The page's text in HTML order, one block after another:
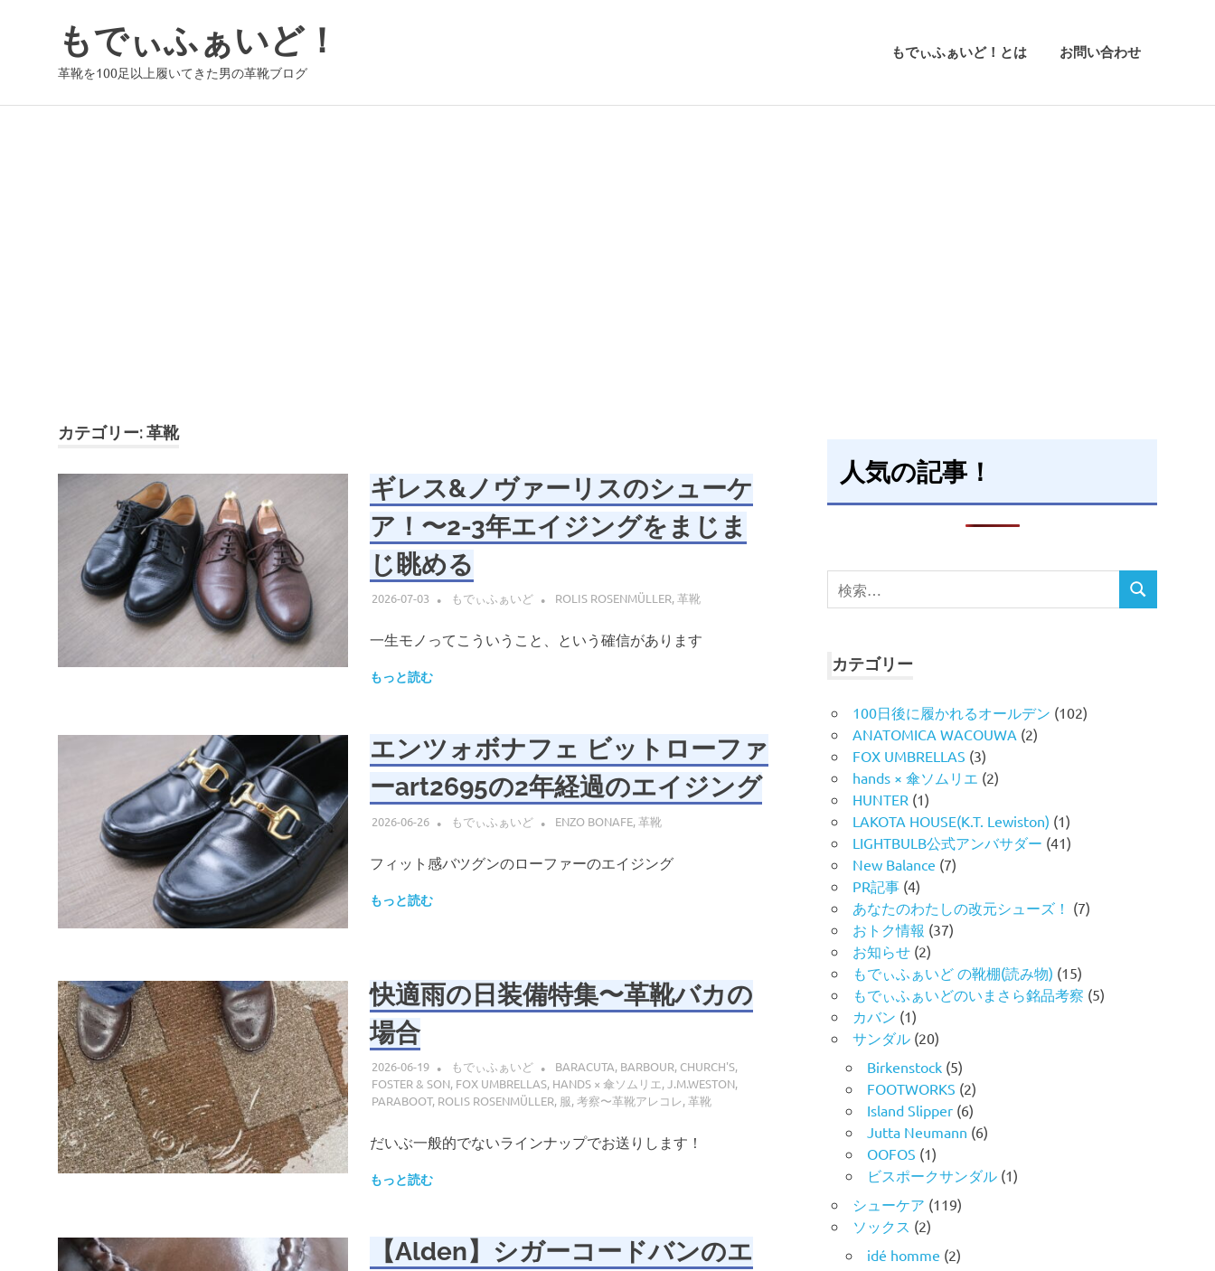
もでぃふぁいど！
革靴を100足以上履いてきた男の革靴ブログ
もでぃふぁいど！とは お問い合わせ
カテゴリー:革靴
ギレス&ノヴァーリスのシューケ
ア！〜2-3年エイジングをまじま
じ眺める
2026-07-03 もでぃふぁいど ROLIS ROSENMÜLLER,革靴
一生モノってこういうこと、という確信があります
もっと読む
エンツォボナフェ ビットローファ
ーart2695の2年経過のエイジング
2026-06-26 もでぃふぁいど ENZO BONAFE,革靴
フィット感バツグンのローファーのエイジング
もっと読む
快適雨の日装備特集〜革靴バカの
場合
2026-06-19 もでぃふぁいど BARACUTA, BARBOUR, CHURCH'S,
FOSTER & SON, FOX UMBRELLAS, HANDS × 傘ソムリエ,J.M.WESTON,
PARABOOT, ROLIS ROSENMÜLLER, 服, 考察〜革靴アレコレ,革靴
だいぶ一般的でないラインナップでお送りします！
もっと読む
【Alden】シガーコードバンのエ
人気の記事！
検
索
検
カテゴリー
100日後に履かれるオールデン (102)
ANATOMICA WACOUWA (2)
FOX UMBRELLAS (3)
hands × 傘ソムリエ (2)
HUNTER (1)
LAKOTA HOUSE(K.T. Lewiston) (1)
LIGHTBULB公式アンバサダー (41)
New Balance (7)
PR記事 (4)
あなたのわたしの改元シューズ！ (7)
おトク情報 (37)
お知らせ (2)
もでぃふぁいど の靴棚(読み物) (15)
もでぃふぁいどのいまさら銘品考察 (5)
カバン (1)
サンダル (20)
Birkenstock (5)
FOOTWORKS (2)
Island Slipper (6)
Jutta Neumann (6)
OOFOS (1)
ビスポークサンダル (1)
シューケア (119)
ソックス (2)
idé homme (2)